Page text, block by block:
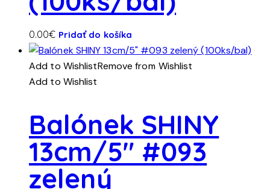
0.00€ Pridať do košíka
Add to WishlistRemove from Wishlist
Add to Wishlist
Balónek SHINY
13cm/5″ #093
zelený